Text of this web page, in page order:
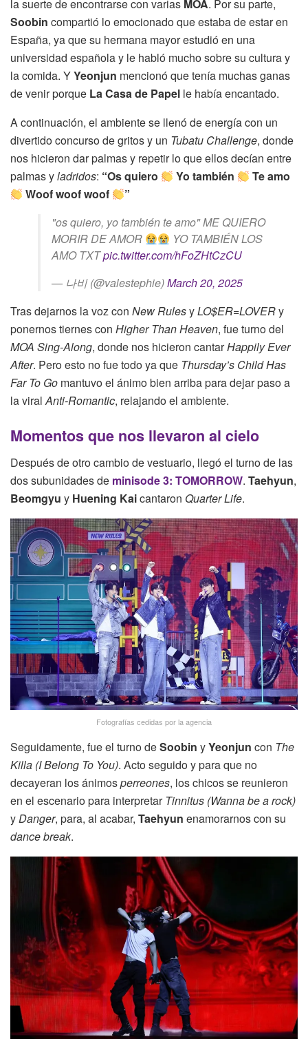
la suerte de encontrarse con varias MOA. Por su parte,
Soobin compartió lo emocionado que estaba de estar en
España, ya que su hermana mayor estudió en una
universidad española y le habló mucho sobre su cultura y
la comida. YYeonjun mencionó que tenía muchas ganas
de venir porque La Casa de Papel le había encantado.
A continuación, el ambiente se llenó de energía con un
divertido concurso de gritos y un Tubatu Challenge, donde
nos hicieron dar palmas y repetir lo que ellos decían entre
palmas yladridos: “Os quiero Yo también
Te amo
Woof woof woof
”
"os quiero, yo también te amo" ME QUIERO
MORIR DE AMOR
YO TAMBIÉN LOS
AMO TXTpic.twitter.com/hFoZHtCzCU
— 나비 (@valestephie)March 20, 2025
Tras dejarnos la voz con New RulesyLO$ER=LOVERy
ponernos tiernes con Higher Than Heaven, fue turno del
MOA Sing-Along, donde nos hicieron cantarHappily Ever
After. Pero esto no fue todo ya que Thursday’s Child Has
Far To Go mantuvo el ánimo bien arriba para dejar paso a
la viralAnti-Romantic, relajando el ambiente.
Momentos que nos llevaron al cielo
Después de otro cambio de vestuario, llegó el turno de las
dos subunidades de minisode 3: TOMORROW. Taehyun,
Beomgyu y Huening Kaicantaron Quarter Life.
Fotografías cedidas por la agencia
Seguidamente, fue el turno deSoobin yYeonjun con The
Killa (I Belong To You). Acto seguido y para que no
decayeran los ánimosperreones, los chicos se reunieron
en el escenario para interpretar Tinnitus (Wanna be a rock)
y Danger, para, al acabar, Taehyun enamorarnos con su
dance break.